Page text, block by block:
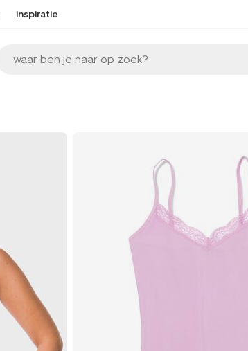
inspiratie
waar ben je naar op zoek?